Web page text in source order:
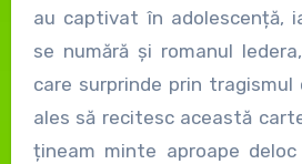
au captivat în adolescență,
se numără și romanul
care surprinde prin
ales să recitesc această
țineam minte aproape